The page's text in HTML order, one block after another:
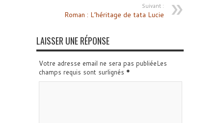
Suivant :
Roman : L’héritage de tata Lucie
LAISSER UNE RÉPONSE
Votre adresse email ne sera pas publiéeLes
champs requis sont surlignés *